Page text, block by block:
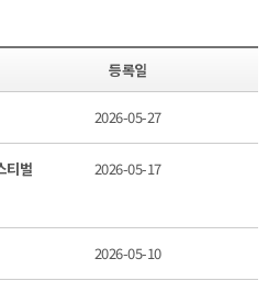
등록일
2026-05-27
티벌
2026-05-17
2026-05-10